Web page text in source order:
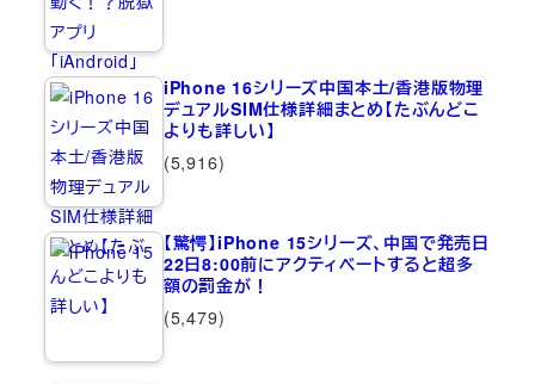
iPhone 16シリーズ中国本土/香港版物理
デュアルSIM仕様詳細まとめ【たぶんどこ
よりも詳しい】
(5,916)
【驚愕】iPhone 15シリーズ、中国で発売日
22日8:00前にアクティベートすると超多
額の罰金が！
(5,479)